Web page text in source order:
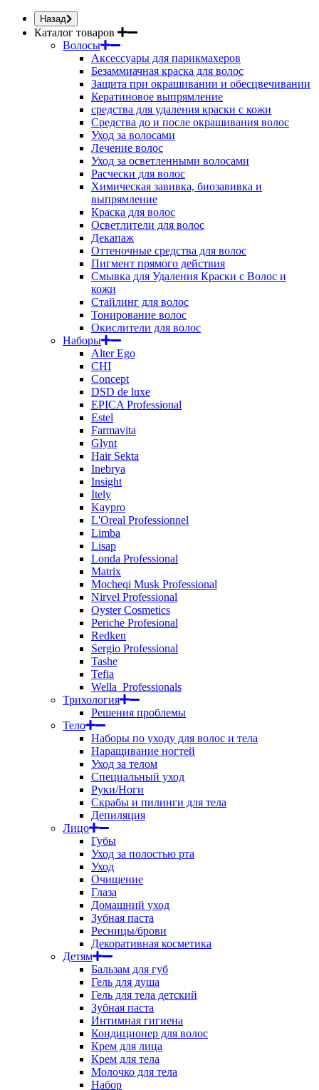
Назад
Каталог товаров
Волосы
Аксессуары для парикмахеров
Безаммиачная краска для волос
Защита при окрашивании и обесцвечивании
Кератиновое выпрямление
средства для удаления краски с кожи
Средства до и после окрашивания волос
Уход за волосами
Лечение волос
Уход за осветленными волосами
Расчески для волос
Химическая завивка, биозавивка и
выпрямление
Краска для волос
Осветлители для волос
Декапаж
Оттеночные средства для волос
Пигмент прямого действия
Смывка для Удаления Краски с Волос и
кожи
Стайлинг для волос
Тонирование волос
Окислители для волос
Наборы
Alter Ego
CHI
Concept
DSD de luxe
EPICA Professional
Estel
Farmavita
Glynt
Hair Sekta
Inebrya
Insight
Itely
Kaypro
L'Oreal Professionnel
Limba
Lisap
Londa Professional
Matrix
Mocheqi Musk Professional
Nirvel Professional
Oyster Cosmetics
Periche Profesional
Redken
Sergio Professional
Tashe
Tefia
Wella_Professionals
Трихология
Решения проблемы
Тело
Наборы по уходу для волос и тела
Наращивание ногтей
Уход за телом
Специальный уход
Руки/Ноги
Скрабы и пилинги для тела
Депиляция
Лицо
Губы
Уход за полостью рта
Уход
Очищение
Глаза
Домашний уход
Зубная паста
Ресницы/брови
Декоративная косметика
Детям
Бальзам для губ
Гель для душа
Гель для тела детский
Зубная паста
Интимная гигиена
Кондиционер для волос
Крем для лица
Крем для тела
Молочко для тела
Набор